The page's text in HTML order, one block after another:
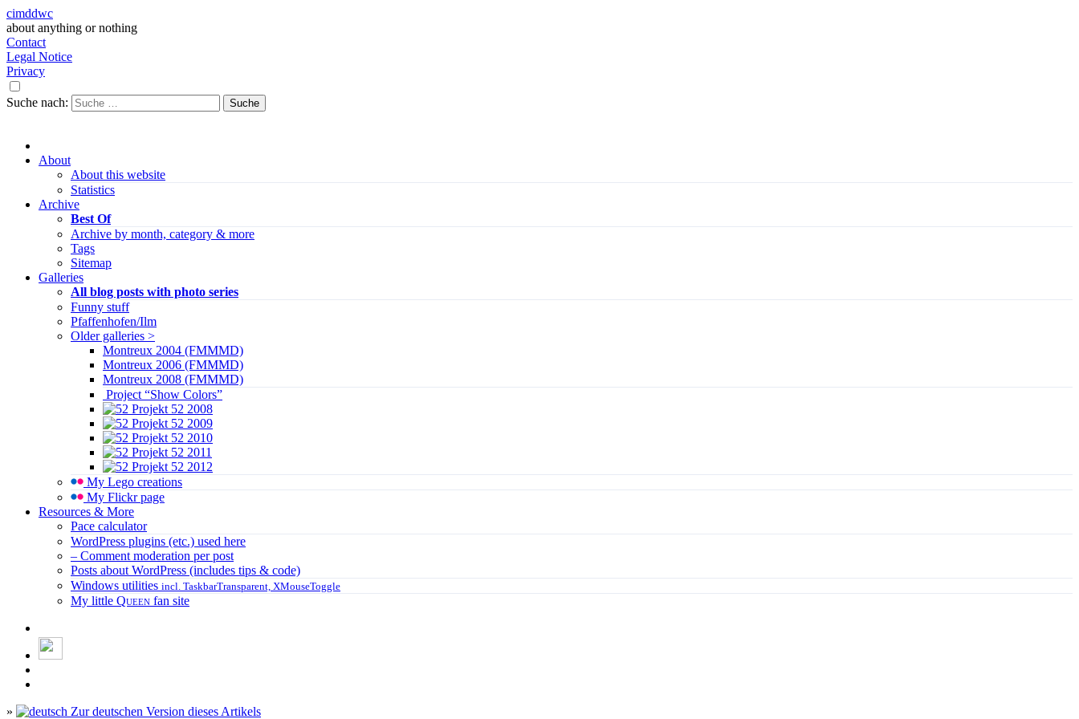
cimddwc
about anything or nothing
Contact
Legal Notice
Privacy
Suche nach:
About
About this website
Statistics
Archive
Best Of
Archive by month, category & more
Tags
Sitemap
Galleries
All blog posts with photo series
Funny stuff
Pfaffenhofen/Ilm
Older galleries >
Montreux 2004 (FMMMD)
Montreux 2006 (FMMMD)
Montreux 2008 (FMMMD)
Project “Show Colors”
Projekt 52 2008
Projekt 52 2009
Projekt 52 2010
Projekt 52 2011
Projekt 52 2012
My Lego creations
My Flickr page
Resources & More
Pace calculator
WordPress plugins (etc.) used here
– Comment moderation per post
Posts about WordPress (includes tips & code)
Windows utilities incl. TaskbarTransparent, XMouseToggle
My little Queen fan site
» Zur deutschen Version dieses Artikels